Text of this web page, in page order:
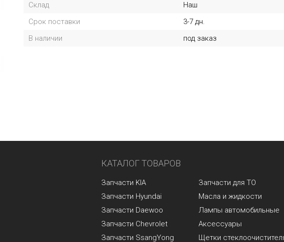
Склад
Наш
Срок поставки
3-7 дн.
В наличии
под заказ
КАТАЛОГ ТОВАРОВ
Запчасти KIA
Запчасти Hyundai
Запчасти Daewoo
Запчасти Chevrolet
Запчасти SsangYong
Запчасти для ТО
Масла и жидкости
Лампы автомобильные
Аксессуары
Щетки